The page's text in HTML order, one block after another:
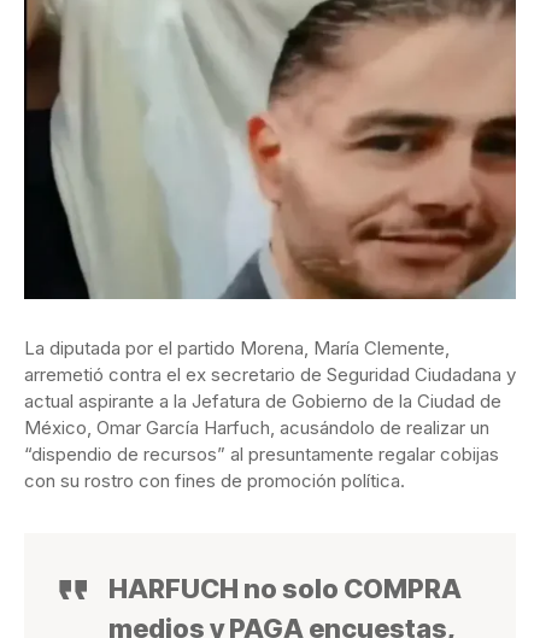
La diputada por el partido Morena, María Clemente,
arremetió contra el ex secretario de Seguridad Ciudadana y
actual aspirante a la Jefatura de Gobierno de la Ciudad de
México, Omar García Harfuch, acusándolo de realizar un
“dispendio de recursos” al presuntamente regalar cobijas
con su rostro con fines de promoción política.
HARFUCH no solo COMPRA
medios y PAGA encuestas,